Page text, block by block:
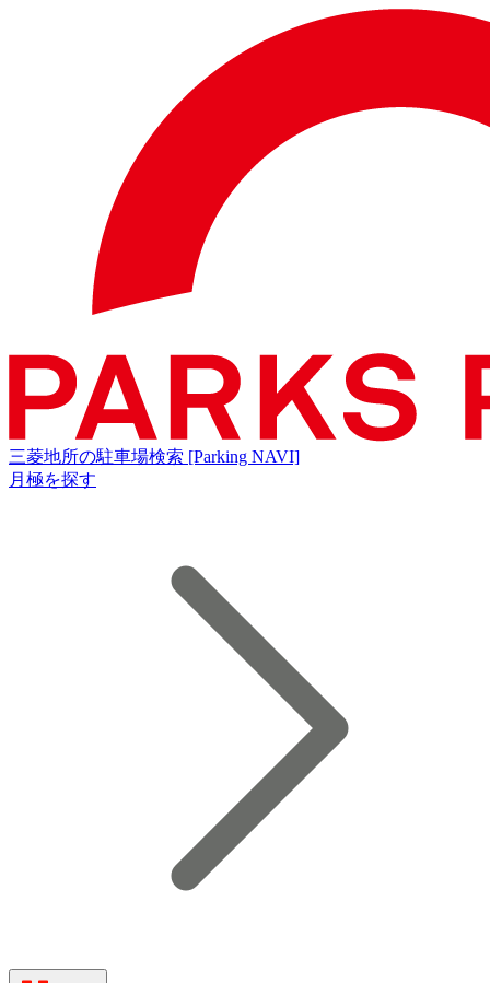
三菱地所の駐車場検索 [Parking NAVI]
月極を探す